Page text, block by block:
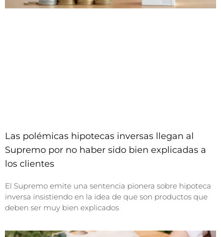
Las polémicas hipotecas inversas llegan al
Supremo por no haber sido bien explicadas a
los clientes
El Supremo emite una sentencia pionera sobre hipoteca
inversa insistiendo en la idea de que son productos que
deben ser muy bien explicados